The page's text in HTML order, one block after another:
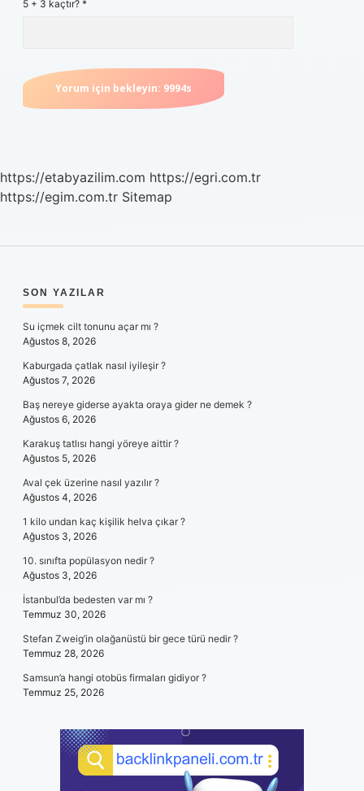
5 + 3 kaçtır? *
https://etabyazilim.com https://egri.com.tr
https://egim.com.tr Sitemap
SIDEBAR
SON YAZILAR
Su içmek cilt tonunu açar mı ?
Ağustos 8, 2026
Kaburgada çatlak nasıl iyileşir ?
Ağustos 7, 2026
Baş nereye giderse ayakta oraya gider ne demek ?
Ağustos 6, 2026
Karakuş tatlısı hangi yöreye aittir ?
Ağustos 5, 2026
Aval çek üzerine nasıl yazılır ?
Ağustos 4, 2026
1 kilo undan kaç kişilik helva çıkar ?
Ağustos 3, 2026
10. sınıfta popülasyon nedir ?
Ağustos 3, 2026
İstanbul’da bedesten var mı ?
Temmuz 30, 2026
Stefan Zweig’in olağanüstü bir gece türü nedir ?
Temmuz 28, 2026
Samsun’a hangi otobüs firmaları gidiyor ?
Temmuz 25, 2026